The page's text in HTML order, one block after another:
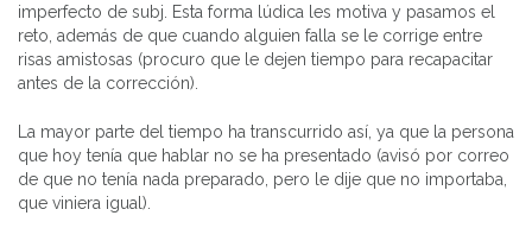
imperfecto de subj. Esta forma lúdica les motiva y pasamos el
reto, además de que cuando alguien falla se le corrige entre
risas amistosas (procuro que le dejen tiempo para recapacitar
antes de la corrección).
La mayor parte del tiempo ha transcurrido así, ya que la persona
que hoy tenía que hablar no se ha presentado (avisó por correo
de que no tenía nada preparado, pero le dije que no importaba,
que viniera igual).